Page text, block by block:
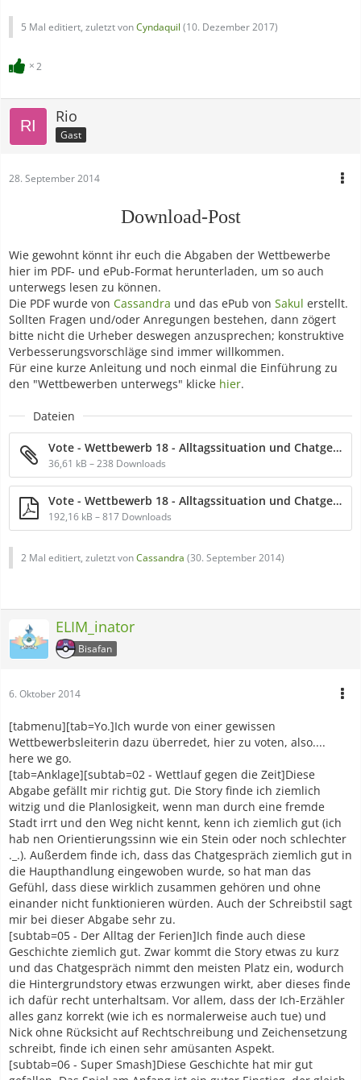
5 Mal editiert, zuletzt vonCyndaquil (10. Dezember 2017)
2
Rio
Gast
28. September 2014
Download-Post
Wie gewohnt könnt ihr euch die Abgaben der Wettbewerbe
hier im PDF- und ePub-Format herunterladen, um so auch
unterwegs lesen zu können.
Die PDF wurde von Cassandra und das ePub von Sakul erstellt.
Sollten Fragen und/oder Anregungen bestehen, dann zögert
bitte nicht die Urheber deswegen anzusprechen; konstruktive
Verbesserungsvorschläge sind immer willkommen.
Für eine kurze Anleitung und noch einmal die Einführung zu
den "Wettbewerben unterwegs" klicke hier.
Dateien
Vote - Wettbewerb 18 - Alltagssituation und Chatgespräch.epub
36,61 kB – 238 Downloads
Vote - Wettbewerb 18 - Alltagssituation und Chatgespräch.pdf
192,16 kB – 817 Downloads
2 Mal editiert, zuletzt vonCassandra (30. September 2014)
ELIM_inator
Bisafan
6. Oktober 2014
[tabmenu][tab=Yo.]Ich wurde von einer gewissen
Wettbewerbsleiterin dazu überredet, hier zu voten, also....
here we go.
[tab=Anklage][subtab=02 - Wettlauf gegen die Zeit]Diese
Abgabe gefällt mir richtig gut. Die Story finde ich ziemlich
witzig und die Planlosigkeit, wenn man durch eine fremde
Stadt irrt und den Weg nicht kennt, kenn ich ziemlich gut (ich
hab nen Orientierungssinn wie ein Stein oder noch schlechter
._.). Außerdem finde ich, dass das Chatgespräch ziemlich gut in
die Haupthandlung eingewoben wurde, so hat man das
Gefühl, dass diese wirklich zusammen gehören und ohne
einander nicht funktionieren würden. Auch der Schreibstil sagt
mir bei dieser Abgabe sehr zu.
[subtab=05 - Der Alltag der Ferien]Ich finde auch diese
Geschichte ziemlich gut. Zwar kommt die Story etwas zu kurz
und das Chatgespräch nimmt den meisten Platz ein, wodurch
die Hintergrundstory etwas erzwungen wirkt, aber dieses finde
ich dafür recht unterhaltsam. Vor allem, dass der Ich-Erzähler
alles ganz korrekt (wie ich es normalerweise auch tue) und
Nick ohne Rücksicht auf Rechtschreibung und Zeichensetzung
schreibt, finde ich einen sehr amüsanten Aspekt.
[subtab=06 - Super Smash]Diese Geschichte hat mir gut